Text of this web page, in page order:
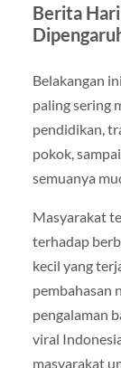
Berita
Belakangan
paling sering
pendidikan,
pokok,
semuanya
Masyarakat
terhadap
kecil yang
pembahasan
pengalaman
viral
masyarakat